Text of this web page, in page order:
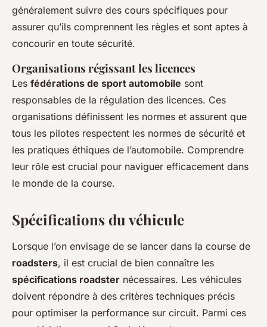
généralement suivre des cours spécifiques pour
assurer qu’ils comprennent les règles et sont aptes à
concourir en toute sécurité.
Organisations régissant les licences
Les fédérations de sport automobile sont
responsables de la régulation des licences. Ces
organisations définissent les normes et assurent que
tous les pilotes respectent les normes de sécurité et
les pratiques éthiques de l’automobile. Comprendre
leur rôle est crucial pour naviguer efficacement dans
le monde de la course.
Spécifications du véhicule
Lorsque l’on envisage de se lancer dans la course de
roadsters, il est crucial de bien connaître les
spécifications roadster nécessaires. Les véhicules
doivent répondre à des critères techniques précis
pour optimiser la performance sur circuit. Parmi ces